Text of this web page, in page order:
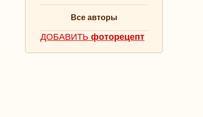
Все авторы
ДОБАВИТЬ фоторецепт